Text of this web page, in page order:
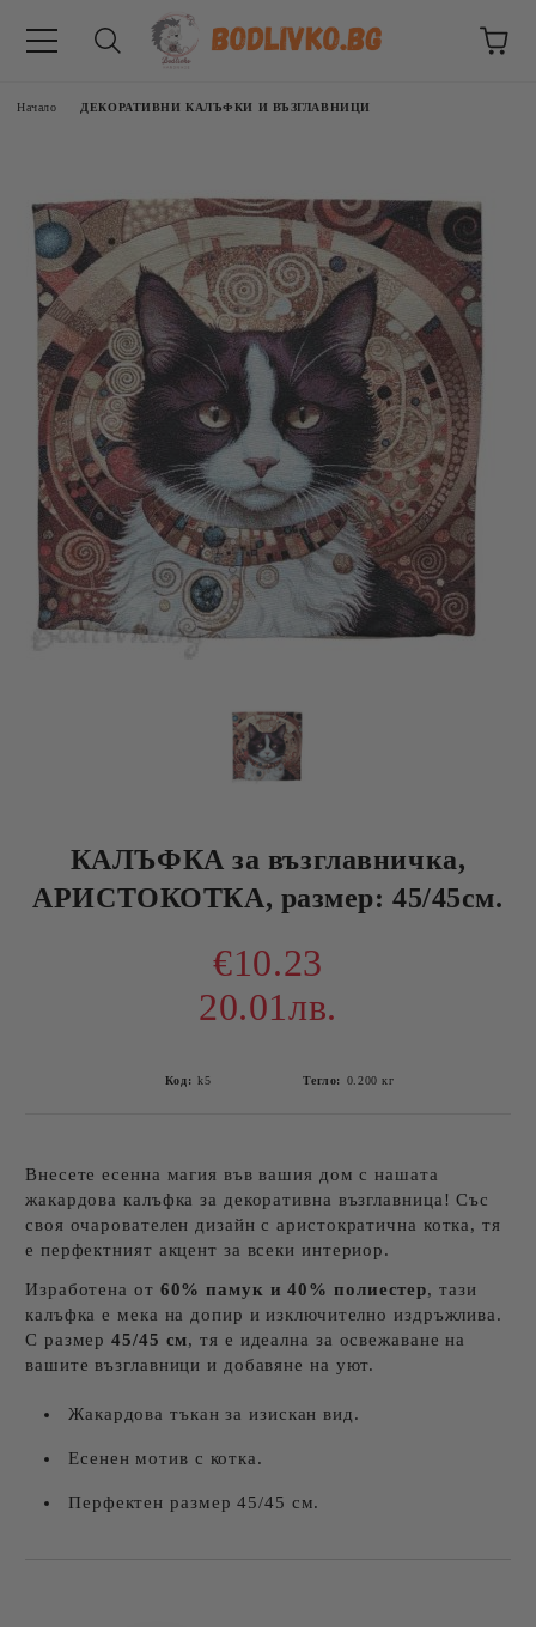
Начало ДЕКОРАТИВНИ КАЛЪФКИ И ВЪЗГЛАВНИЦИ
КАЛЪФКА за възглавничка,
АРИСТОКОТКА, размер: 45/45см.
€10.23
20.01лв.
Код: k5 Тегло: 0.200 кг
Внесете есенна магия във вашия дом с нашата
жакардова калъфка за декоративна възглавница! Със
своя очарователен дизайн с аристократична котка, тя
е перфектният акцент за всеки интериор.
Изработена от 60% памук и 40% полиестер, тази
калъфка е мека на допир и изключително издръжлива.
С размер45/45 см, тя е идеална за освежаване на
вашите възглавници и добавяне на уют.
Жакардова тъкан за изискан вид.
Есенен мотив с котка.
Перфектен размер 45/45 см.